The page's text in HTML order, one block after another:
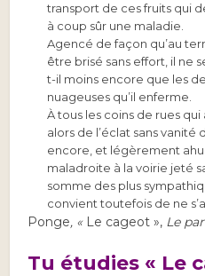
transport de ces fruits qui
à coup sûr une maladie.
Agencé de façon qu’au
être brisé sans effort, il ne
t-il moins encore que les
nuageuses qu’il enferme.
À tous les coins de rues
alors de l’éclat sans vanité
encore, et légèrement
maladroite à la voirie jeté
somme des plus
convient toutefois de ne
Ponge, « Le cageot », Le
Tu étudies « Le